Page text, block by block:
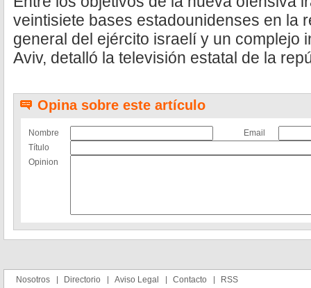
veintisiete bases estadounidenses en la
general del ejército israelí y un complejo
Aviv, detalló la televisión estatal de la
Opina sobre este artículo
Nombre
Email
Título
Opinion
Nosotros Directorio Aviso Legal Contacto RSS